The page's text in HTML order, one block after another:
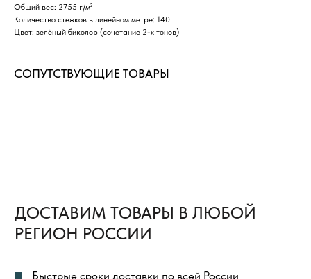
Общий вес: 2755 г/м²
Количество стежков в линейном метре: 140
Цвет: зелёный биколор (сочетание 2-х тонов)
СОПУТСТВУЮЩИЕ ТОВАРЫ
Транспортные компании, с которыми
мы сотрудничаем:
Деловые Линии ПЭК